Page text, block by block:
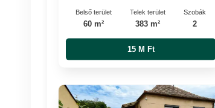
Belső terület
60 m²
Telek terület
383 m²
Szobák
2
15 M Ft